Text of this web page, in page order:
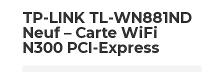
TP-LINK TL-WN881ND
Neuf – Carte WiFi
N300 PCI-Express